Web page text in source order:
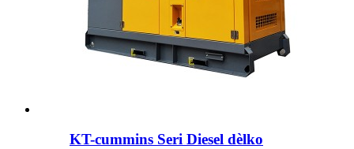
KT-cummins Seri Diesel dèlko